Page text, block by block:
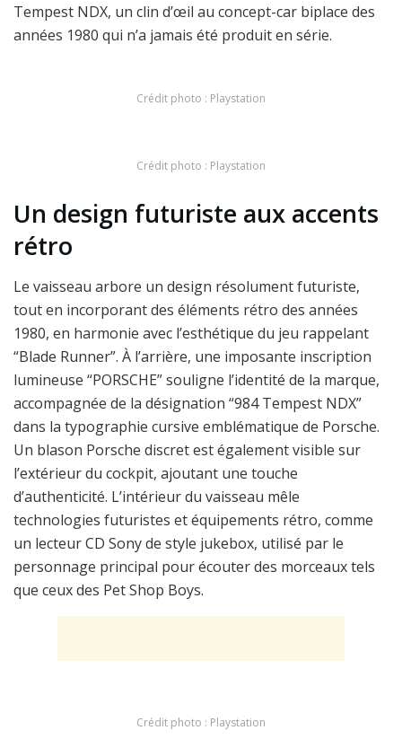
Tempest NDX, un clin d’œil au concept-car biplace des
années 1980 qui n’a jamais été produit en série.
Crédit photo : Playstation
Crédit photo : Playstation
Un design futuriste aux accents
rétro
Le vaisseau arbore un design résolument futuriste,
tout en incorporant des éléments rétro des années
1980, en harmonie avec l’esthétique du jeu rappelant
“Blade Runner”. À l’arrière, une imposante inscription
lumineuse “PORSCHE” souligne l’identité de la marque,
accompagnée de la désignation “984 Tempest NDX”
dans la typographie cursive emblématique de Porsche.
Un blason Porsche discret est également visible sur
l’extérieur du cockpit, ajoutant une touche
d’authenticité. L’intérieur du vaisseau mêle
technologies futuristes et équipements rétro, comme
un lecteur CD Sony de style jukebox, utilisé par le
personnage principal pour écouter des morceaux tels
que ceux des Pet Shop Boys.
Crédit photo : Playstation